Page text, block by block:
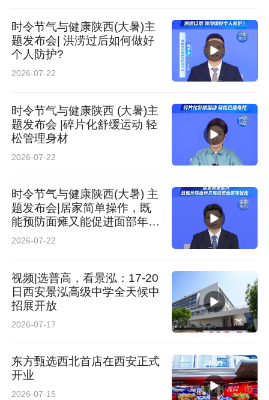
时令节气与健康陕西(大暑)主
题发布会| 洪涝过后如何做好
个人防护?
2026-07-22
时令节气与健康陕西 (大暑)主
题发布会 |碎片化舒缓运动 轻
松管理身材
2026-07-22
时令节气与健康陕西(大暑) 主
题发布会|居家简单操作，既
能预防面瘫又能促进面部年轻
化
2026-07-22
视频|选普高，看景泓：17-20
日西安景泓高级中学全天候中
招展开放
2026-07-17
东方甄选西北首店在西安正式
开业
2026-07-15